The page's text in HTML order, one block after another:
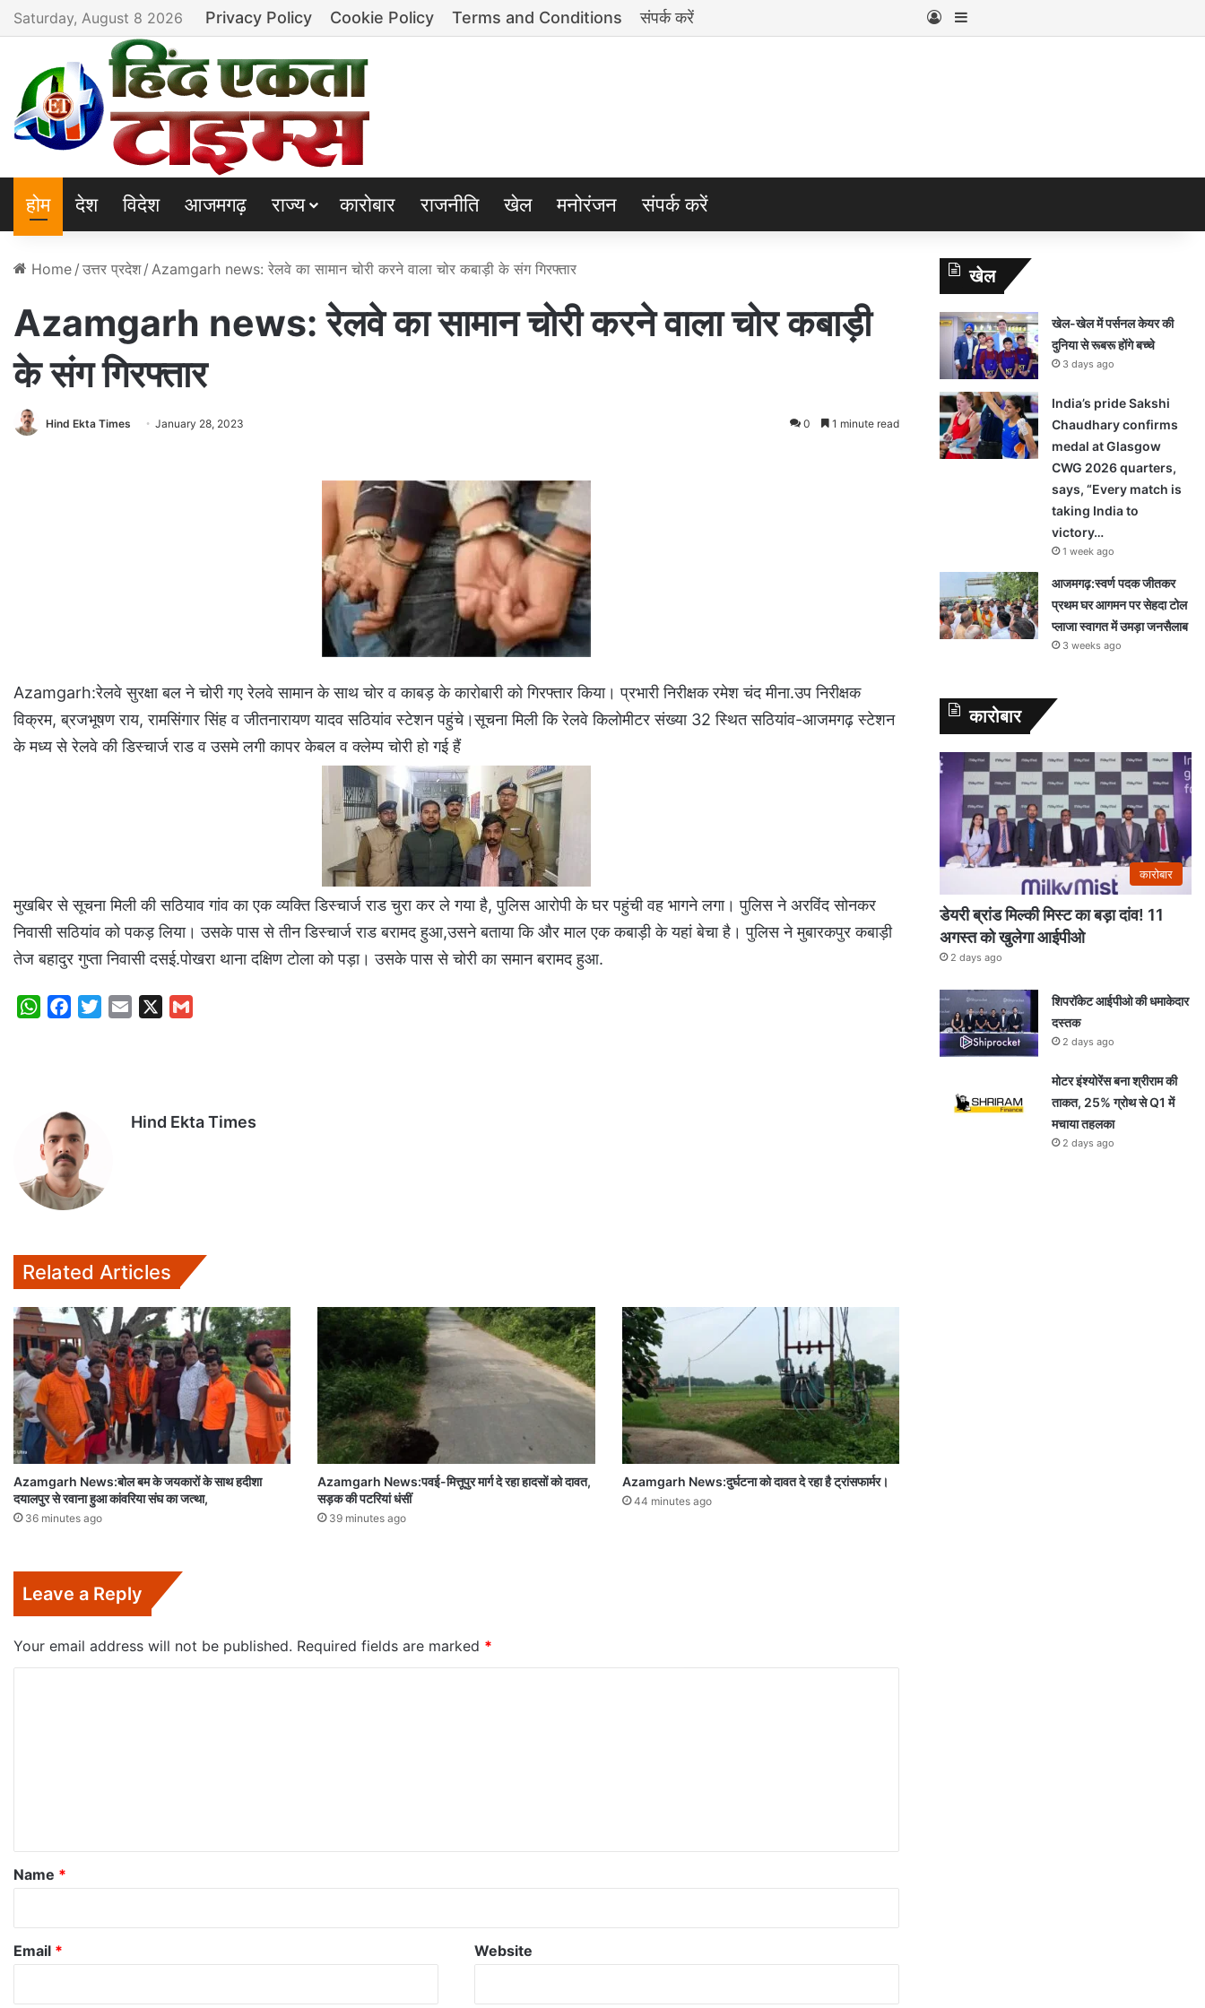
Saturday, August 8 2026 Privacy Policy Cookie Policy Terms and Conditions संपर्क करें Log InSidebar
होम देश विदेश आजमगढ़ राज्य कारोबार राजनीति खेल मनोरंजन संपर्क करें
Home / उत्तर प्रदेश / Azamgarh news: रेलवे का सामान चोरी करने वाला चोर कबाड़ी के संग गिरफ्तार
Azamgarh news: रेलवे का सामान चोरी करने वाला चोर कबाड़ी
के संग गिरफ्तार
Hind Ekta Times January 28, 2023 0 1 minute read
Azamgarh:रेलवे सुरक्षा बल ने चोरी गए रेलवे सामान के साथ चोर व काबड़ के कारोबारी को गिरफ्तार किया। प्रभारी निरीक्षक रमेश चंद मीना.उप निरीक्षक
विक्रम, ब्रजभूषण राय, रामसिंगार सिंह व जीतनारायण यादव सठियांव स्टेशन पहुंचे।सूचना मिली कि रेलवे किलोमीटर संख्या 32 स्थित सठियांव-आजमगढ़ स्टेशन
के मध्य से रेलवे की डिस्चार्ज राड व उसमे लगी कापर केबल व क्लेम्प चोरी हो गई हैं
मुखबिर से सूचना मिली की सठियाव गांव का एक व्यक्ति डिस्चार्ज राड चुरा कर ले गया है, पुलिस आरोपी के घर पहुंची वह भागने लगा। पुलिस ने अरविंद सोनकर
निवासी सठियांव को पकड़ लिया। उसके पास से तीन डिस्चार्ज राड बरामद हुआ,उसने बताया कि और माल एक कबाड़ी के यहां बेचा है। पुलिस ने मुबारकपुर कबाड़ी
तेज बहादुर गुप्ता निवासी दसई.पोखरा थाना दक्षिण टोला को पड़ा। उसके पास से चोरी का समान बरामद हुआ.
W
A
p
p
o
o
k
Hind Ekta Times
Related Articles
Azamgarh News:बोल बम के जयकारों के साथ हदीशा
दयालपुर से रवाना हुआ कांवरिया संघ का जत्था,
36 minutes ago
Azamgarh News:पवई-मित्तूपुर मार्ग दे रहा हादसों को दावत,
सड़क की पटरियां धंसीं
39 minutes ago
Azamgarh News:दुर्घटना को दावत दे रहा है ट्रांसफार्मर।
44 minutes ago
Leave a Reply
Your email address will not be published. Required fields are marked *
*
Name *
Email * Website
खेल
खेल-खेल में पर्सनल केयर की
दुनिया से रूबरू होंगे बच्चे
3 days ago
India’s pride Sakshi
Chaudhary confirms
medal at Glasgow
CWG 2026 quarters,
says, “Every match is
taking India to
victory…
1 week ago
आजमगढ़:स्वर्ण पदक जीतकर
प्रथम घर आगमन पर सेहदा टोल
प्लाजा स्वागत में उमड़ा जनसैलाब
3 weeks ago
कारोबार
कारोबार
डेयरी ब्रांड मिल्की मिस्ट का बड़ा दांव! 11
अगस्त को खुलेगा आईपीओ
2 days ago
शिपरॉकेट आईपीओ की धमाकेदार
दस्तक
2 days ago
मोटर इंश्योरेंस बना श्रीराम की
ताकत, 25% ग्रोथ से Q1 में
मचाया तहलका
2 days ago